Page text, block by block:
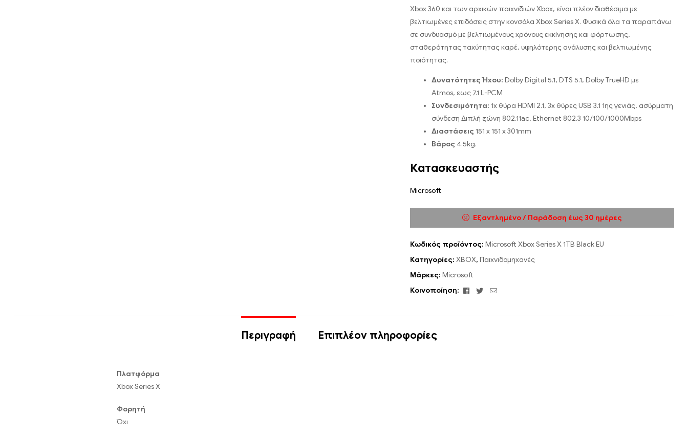
Xbox 360 και των αρχικών παιχνιδιών Xbox, είναι πλέον διαθέσιμα με
βελτιωμένες επιδόσεις στην κονσόλα Xbox Series X. Φυσικά όλα τα παραπάνω
σε συνδυασμό με βελτιωμένους χρόνους εκκίνησης και φόρτωσης,
σταθερότητας ταχύτητας καρέ, υψηλότερης ανάλυσης και βελτιωμένης
ποιότητας.
Δυνατότητες Ήχου: Dolby Digital 5.1, DTS 5.1, Dolby TrueHD με
Atmos, εως 7.1 L-PCM
Συνδεσιμότητα: 1x θύρα HDMI 2.1, 3x θύρες USB 3.1 1ης γενιάς, ασύρματη
σύνδεση Διπλή ζώνη 802.11ac, Ethernet 802.3 10/100/1000Mbps
Διαστάσεις 151 x 151 x 301mm
Βάρος 4.5kg.
Κατασκευαστής
Microsoft
Εξαντλημένο / Παράδοση έως 30 ημέρες
Κωδικός προϊόντος: Microsoft Xbox Series X 1TB Black EU
Κατηγορίες: XBOX, Παιχνιδομηχανές
Μάρκες: Microsoft
Κοινοποίηση:
Facebook
TwitterEmail
Περιγραφή Επιπλέον πληροφορίες
Πλατφόρμα
Xbox Series X
Φορητή
Όχι